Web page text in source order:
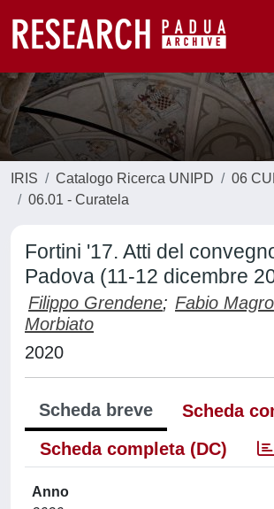
IRIS Catalogo Ricerca UNIPD
06
06.01 - Curatela
Fortini '17. Atti del
Padova (11-12 dicembre
Filippo Grendene; Fabio Magro
Morbiato
2020
Scheda breve
Scheda
Scheda completa (DC)
Anno